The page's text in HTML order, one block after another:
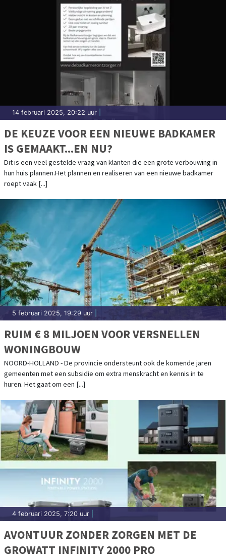
14 februari 2025, 20:22 uur
DE KEUZE VOOR EEN NIEUWE BADKAMER
IS GEMAAKT...EN NU?
Dit is een veel gestelde vraag van klanten die een grote verbouwing in
hun huis plannen.Het plannen en realiseren van een nieuwe badkamer
roept vaak [...]
5 februari 2025, 19:29 uur
RUIM € 8 MILJOEN VOOR VERSNELLEN
WONINGBOUW
NOORD-HOLLAND - De provincie ondersteunt ook de komende jaren
gemeenten met een subsidie om extra menskracht en kennis in te
huren. Het gaat om een [...]
4 februari 2025, 7:20 uur
AVONTUUR ZONDER ZORGEN MET DE
GROWATT INFINITY 2000 PRO